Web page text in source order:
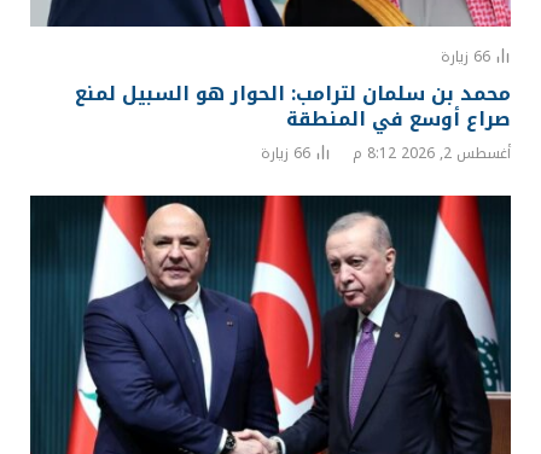
66 زيارة
محمد بن سلمان لترامب: الحوار هو السبيل لمنع
صراع أوسع في المنطقة
أغسطس 2, 2026 8:12 م 66 زيارة